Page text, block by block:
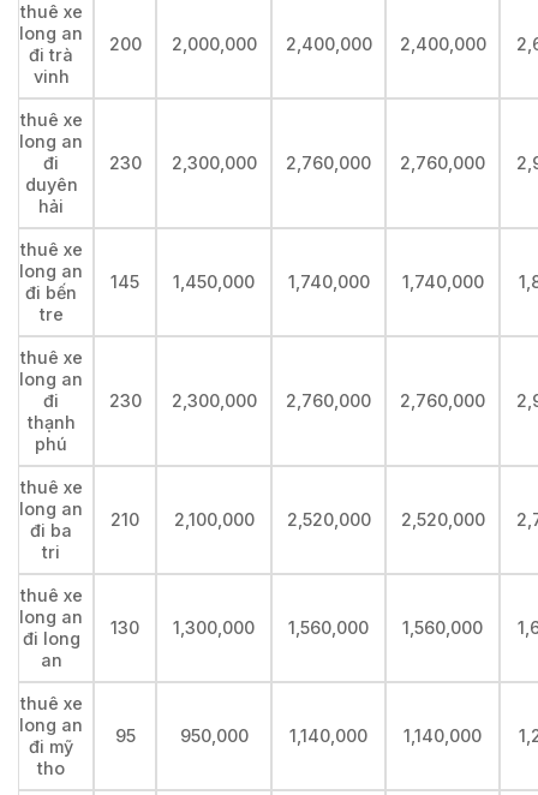
thuê xe
long an
đi trà
vinh
200 2,000,000 2,400,000 2,400,000
thuê xe
long an
đi
duyên
hải
230 2,300,000 2,760,000 2,760,000
thuê xe
long an
đi bến
tre
145 1,450,000 1,740,000 1,740,000
thuê xe
long an
đi
thạnh
phú
230 2,300,000 2,760,000 2,760,000
thuê xe
long an
đi ba
tri
210 2,100,000 2,520,000 2,520,000
thuê xe
long an
đi long
an
130 1,300,000 1,560,000 1,560,000
thuê xe
long an
đi mỹ
tho
95 950,000 1,140,000 1,140,000